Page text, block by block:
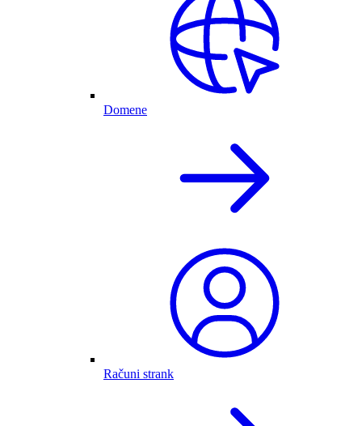
Domene
Računi strank